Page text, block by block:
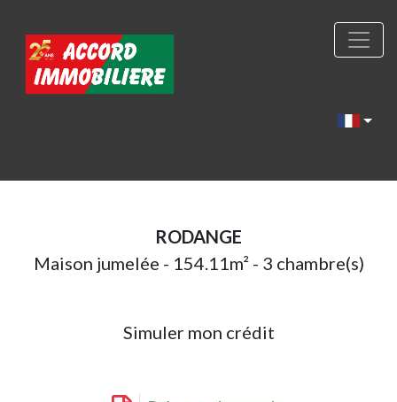
RODANGE
Maison jumelée - 154.11m² - 3 chambre(s)
Simuler mon crédit